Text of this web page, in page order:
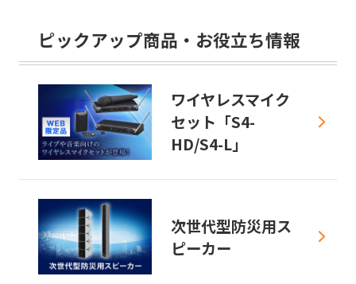
ピックアップ商品・お役立ち情報
ワイヤレスマイク
セット「S4-
HD/S4-L」
次世代型防災用ス
ピーカー